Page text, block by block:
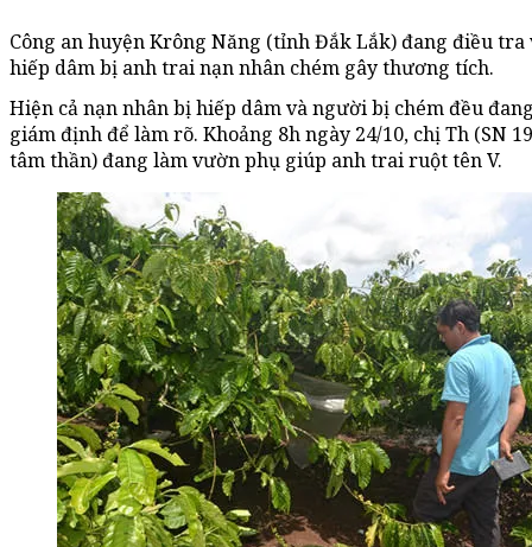
Công an huyện Krông Năng (tỉnh Đắk Lắk) đang điều
hiếp dâm bị anh trai nạn nhân chém gây thương tích.
Hiện cả nạn nhân bị hiếp dâm và người bị chém đều
giám định để làm rõ. Khoảng 8h ngày 24/10, chị Th (SN
tâm thần) đang làm vườn phụ giúp anh trai ruột tên V.